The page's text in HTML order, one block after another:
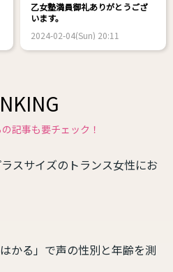
乙女塾満員御礼ありがとうござ
います。
2024-02-04(Sun) 20:11
記事も要チェック！
スサイズのトランス女性にお
かる」で声の性別と年齢を測